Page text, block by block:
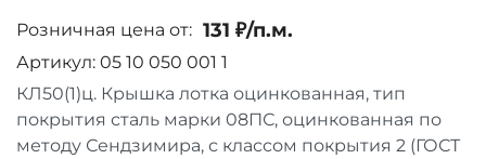
Розничная цена от: 131 ₽/п.м.
Артикул: 05 10 050 001 1
КЛ50(1)ц. Крышка лотка оцинкованная, тип
покрытия сталь марки 08ПС, оцинкованная по
методу Сендзимира, с классом покрытия 2 (ГОСТ
Соглашаюсь на обработку персональных данных